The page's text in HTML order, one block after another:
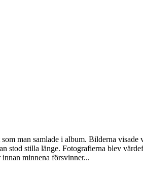
man samlade i album. Bilderna
stod stilla länge. Fotografierna blev
minnena försvinner...